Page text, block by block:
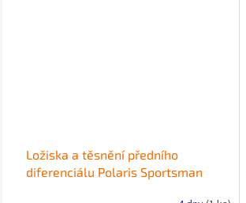
Ložiska a těsnění předního
diferenciálu Polaris Sportsman